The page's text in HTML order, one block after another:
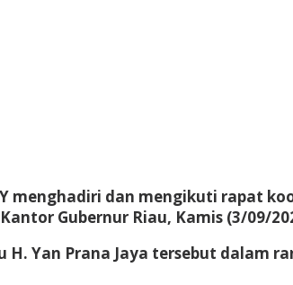
menghadiri dan mengikuti rapat
Gubernur Riau, Kamis (3/09/
H. Yan Prana Jaya tersebut